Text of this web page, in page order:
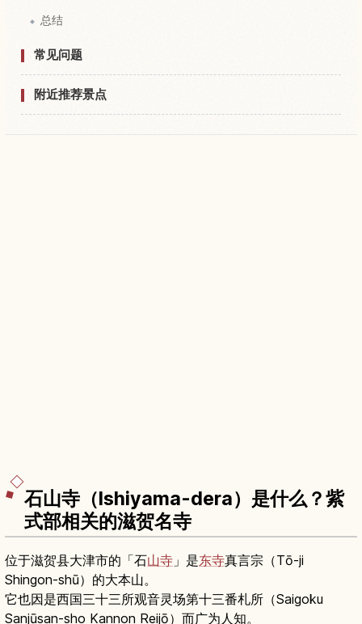
总结
常见问题
附近推荐景点
石山寺（Ishiyama-dera）是什么？紫
式部相关的滋贺名寺
位于滋贺县大津市的「石山寺 」是东寺真言宗（Tō-ji
Shingon-shū）的大本山。
它也因是西国三十三所观音灵场第十三番札所（Saigoku
Sanjūsan-sho Kannon Reijō）而广为人知。